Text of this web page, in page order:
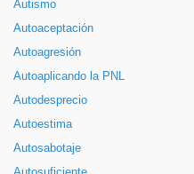
Autismo
Autoaceptación
Autoagresión
Autoaplicando la PNL
Autodesprecio
Autoestima
Autosabotaje